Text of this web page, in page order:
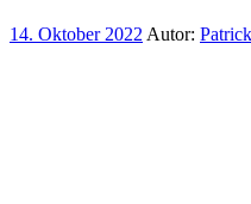
14. Oktober 2022 Autor: